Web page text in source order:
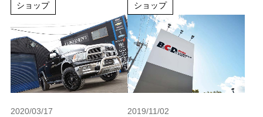
ショップ
ショップ
2020/03/17 2019/11/02